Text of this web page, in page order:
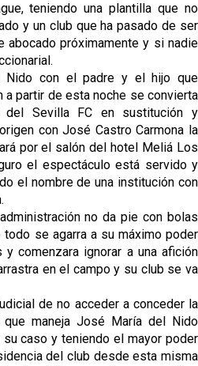
teniendo una plantilla que no
y un club que ha pasado de ser
abocado próximamente y si nadie
Nido con el padre y el hijo que
partir de esta noche se convierta
Sevilla FC en sustitución y
con José Castro Carmona la
por el salón del hotel Meliá Los
el espectáculo está servido y
el nombre de una institución con
no da pie con bolas
se agarra a su máximo poder
y comenzara ignorar a una afición
en el campo y su club se va
de no acceder a conceder la
maneja José María del Nido
su caso y teniendo el mayor poder
del club desde esta misma